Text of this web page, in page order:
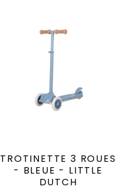
TROTINETTE 3 ROUES
- BLEUE - LITTLE
DUTCH